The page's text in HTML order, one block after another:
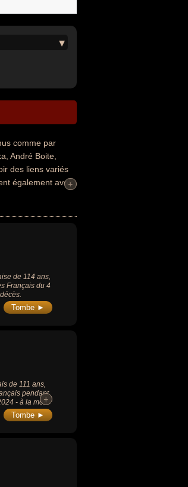
comme par
André Boite,
des liens variés
également avoir
+
+
de 114 ans,
Français du 4
Tombe ►
de 111 ans,
pendant
- à la mort
sa propre mort
+
+
Tombe ►